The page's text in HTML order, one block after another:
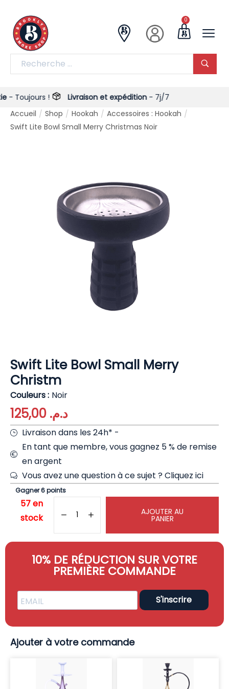
0
! Livraison et expédition- 7j/7
Accueil / Shop / Hookah / Accessoires : Hookah /
Swift Lite Bowl Small Merry Christmas Noir
Swift Lite Bowl Small Merry
Christm
Couleurs Noir
د.م.
Livraison dans les 24h* -
En tant que membre, vous gagnez 5 % de remise
en argent
Vous avez une question à ce sujet ?Cliquez ici
Gagner 6 points
57 en
stock
AJOUTER AU
PANIER
10% DE RÉDUCTION SUR VOTRE
PREMIÈRE COMMANDE
S'inscrire
Ajouter à votre commande